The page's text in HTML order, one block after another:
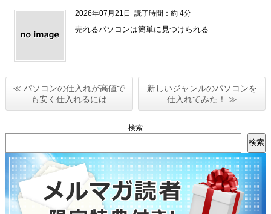
2026年07月21日 読了時間：約 4分
売れるパソコンは簡単に見つけられる
≪ パソコンの仕入れが高値で
も安く仕入れるには
新しいジャンルのパソコンを
仕入れてみた！ ≫
検索
検索